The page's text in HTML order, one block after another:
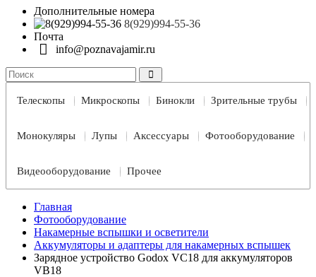
Дополнительные номера
8(929)994-55-36
Почта
info@poznavajamir.ru
Телескопы Микроскопы Бинокли Зрительные трубы
Монокуляры Лупы Аксессуары Фотооборудование
Видеооборудование Прочее
Главная
Фотооборудование
Накамерные вспышки и осветители
Аккумуляторы и адаптеры для накамерных вспышек
Зарядное устройство Godox VC18 для аккумуляторов
VB18